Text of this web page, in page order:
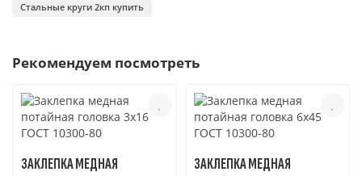
Стальные круги 2кп купить
Рекомендуем посмотреть
ЗАКЛЕПКА МЕДНАЯ
ЗАКЛЕПКА МЕДНАЯ